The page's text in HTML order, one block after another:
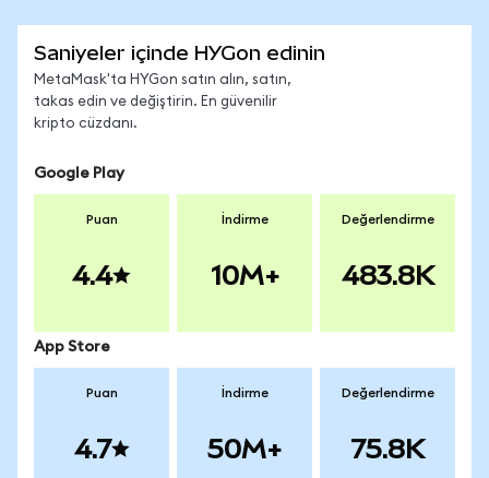
Saniyeler içinde HYGon edinin
MetaMask'ta HYGon satın alın, satın,
takas edin ve değiştirin. En güvenilir
kripto cüzdanı.
Google Play
Puan
4.4
İndirme
10M+
Değerlendirme
483.8K
App Store
Puan
4.7
İndirme
50M+
Değerlendirme
75.8K